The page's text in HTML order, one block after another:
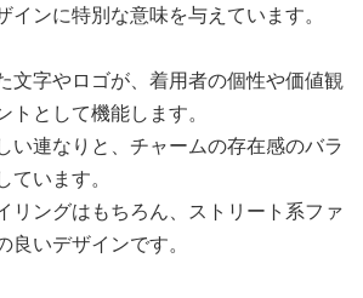
インに特別な意味を与えています。
文字やロゴが、着用者の個性や価値観
として機能します。
い連なりと、チャームの存在感のバラ
います。
リングはもちろん、ストリート系ファ
いデザインです。